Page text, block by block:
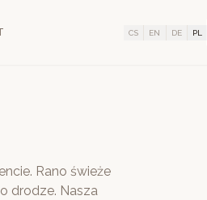
CS EN DE PL
Rano świeże
drodze. Nasza